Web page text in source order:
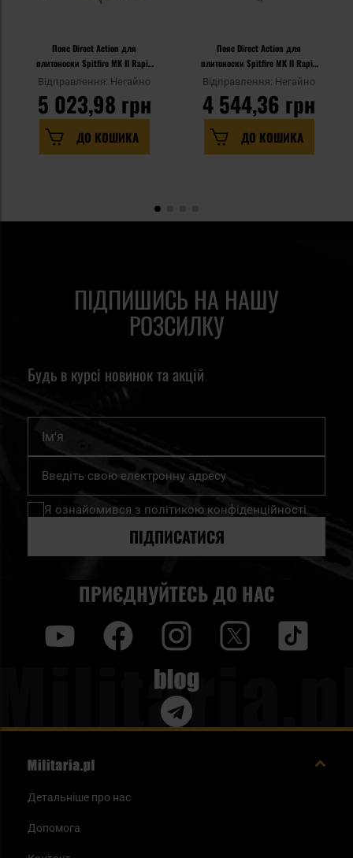
Пояс Direct Action для
плитоноски Spitfire MK II Rapid
Access Cummerbund - MultiCam
Відправлення: Негайно
5 023,98 грн
ДО КОШИКА
Пояс Direct Action для
плитоноски Spitfire MK II Rapid
Access Cummerbund - Ranger
Green
Відправлення: Негайно
4 544,36 грн
ДО КОШИКА
ПІДПИШИСЬ НА НАШУ
РОЗСИЛКУ
Будь в курсі новинок та акцій
Підпишіться
нашу
розсилку
Я ознайомився з політикою конфіденційності
ПІДПИСАТИСЯ
ПРИЄДНУЙТЕСЬ ДО НАС
Blog
Детальніше про нас
Допомога